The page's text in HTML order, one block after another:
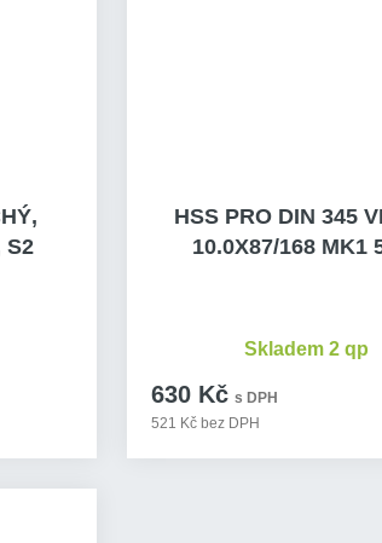
S2
HSS PRO DIN 345
10.0X87/168 MK1
630 Kč s DPH
521 Kč bez DPH
Skladem 2 qp